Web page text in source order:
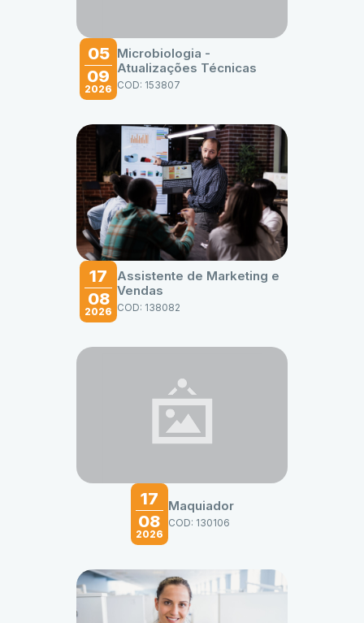
05
09
2026
Microbiologia -
Atualizações Técnicas
COD: 153807
17
08
2026
Assistente de Marketing e
Vendas
COD: 138082
17
08
2026
Maquiador
COD: 130106